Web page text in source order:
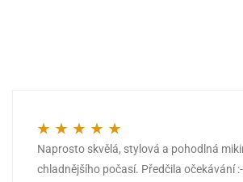
Hodnocení 5z 5
Naprosto skvělá, stylová a pohodlná
chladnějšího počasí. Předčila očekávání